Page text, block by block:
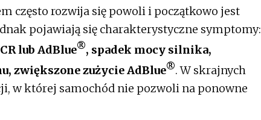
często rozwija się powoli i początkowo jest
pojawiają się charakterystyczne symptomy:
lub AdBlue®, spadek mocy silnika,
zwiększone zużycie AdBlue®. W skrajnych
w której samochód nie pozwoli na ponowne